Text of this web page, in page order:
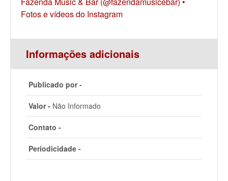
Fotos e vídeos do Instagram
Informações adicionais
Publicado por -
Valor - Não Informado
Contato -
Periodicidade -